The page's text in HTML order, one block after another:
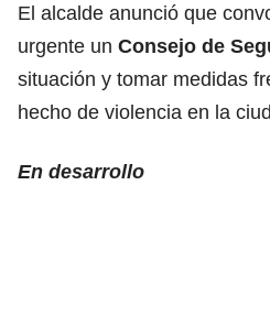
El alcalde anunció que
urgente un Consejo de
situación y tomar medidas
hecho de violencia en la
En desarrollo